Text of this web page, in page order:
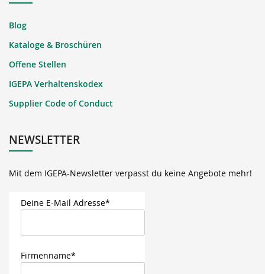
Blog
Kataloge & Broschüren
Offene Stellen
IGEPA Verhaltenskodex
Supplier Code of Conduct
NEWSLETTER
Mit dem IGEPA-Newsletter verpasst du keine Angebote mehr!
Deine E-Mail Adresse*
Firmenname*